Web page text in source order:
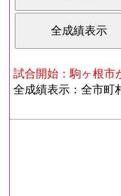
試合開始：駒ヶ根
全成績表示：全市町